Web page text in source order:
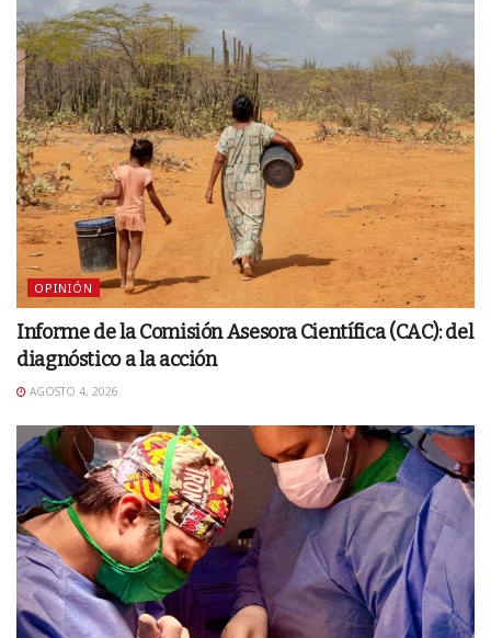
OPINIÓN
Informe de la Comisión Asesora Científica (CAC): del
diagnóstico a la acción
AGOSTO 4, 2026